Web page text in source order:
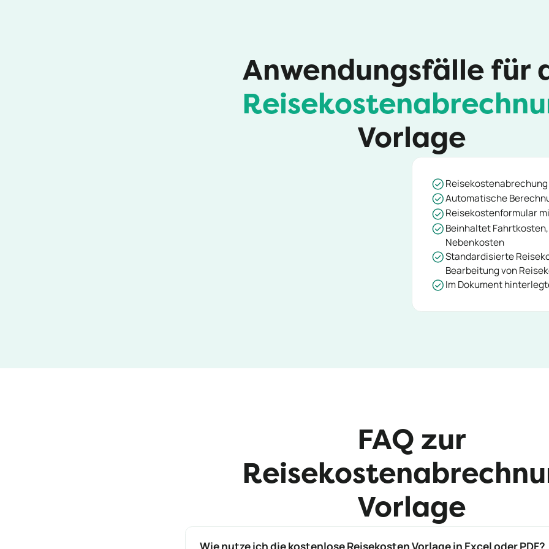
Anwendungsfälle für
Vorlage
Automatische
Reisekostenformular
Beinhaltet
Nebenkosten
Standardisierte
Bearbeitung von
Im Dokument
FAQ zur
Vorlage